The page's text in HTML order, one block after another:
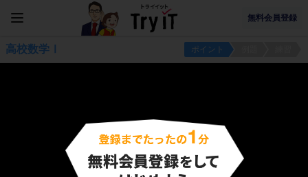
無料会員登録
高校数学Ⅰ ポイント